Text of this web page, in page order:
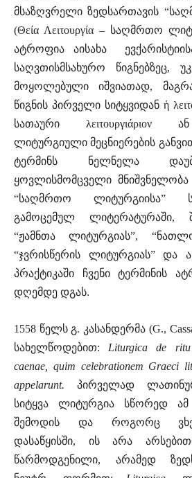
მსაზღვრელი ზედსართავის
(Θεία Λειτουργία – საღმრთო
ატროფია აისახა
საღვთისმსახურო წიგნებზეც,
მოყოლებული იშვიათად,
წიგნის პირველი სიტყვიდან ἡ
სათაური λειτουργιάριον ან
ლიტურგიული მეცნიერების
ტერმინს ნელნელა
ყოვლისმომცველი
“საღმრთო ლიტურგიისა”
გამოცემულ ლიტერატურაში,
“ჟამნთა ლიტურგიას”,
“ჯვრისწერის ლიტურგიას” და
პრაქტიკაში ჩვენი ტერმინის
დღემდე დგას.
1558 წელს გ. კასანდერმა (G.,
სახელწოდებით: Liturgica de
caenae, quim celebrationem Graeci
appelarunt. პირველად
სიტყვა ლიტურგია სწორედ ამ
შემოდის და როგორც
დასაწყისში, ის არა
წარმოდგენილი, არამედ